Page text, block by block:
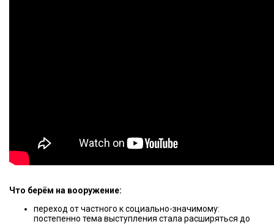
Что берём на вооружение:
переход от частного к социально-значимому:
постепенно тема выступления стала расширяться до